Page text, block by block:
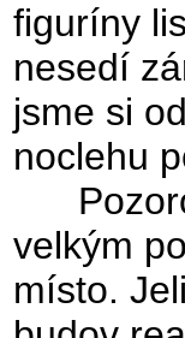
figuríny
nesedí
jsme si
noclehu
velkým
místo.